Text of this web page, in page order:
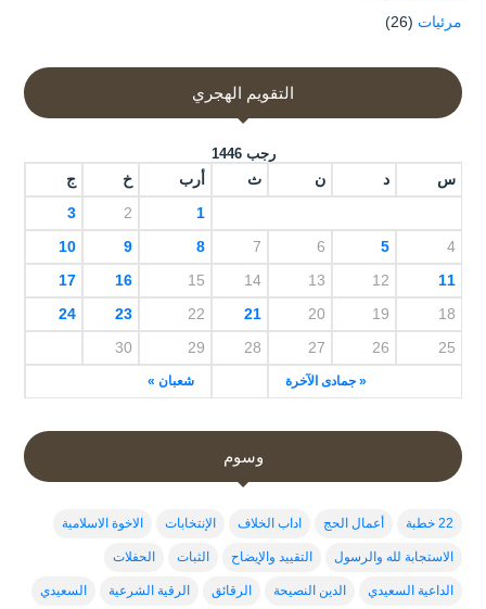
مرئيات (26)
التقويم الهجري
رجب 1446
س د ن ث أرب خ ج
« جمادى الآخرة شعبان »
1
2
3
4
5
6
7
8
9
10
11
12
13
14
15
16
17
18
19
20
21
22
23
24
25
26
27
28
29
30
وسوم
22 خطبة أعمال الحج اداب الخلاف الإنتخابات الاخوة الاسلامية
الاستجابة لله والرسول التقييد والإيضاح الثبات الحفلات
الداعية السعيدي الدين النصيحة الرقائق الرقية الشرعية السعيدي